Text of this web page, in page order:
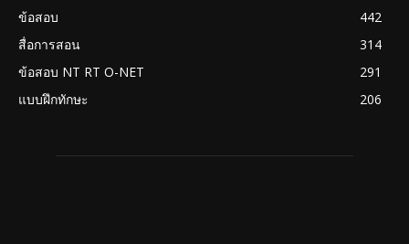
ข้อสอบ
442
สื่อการสอน
314
ข้อสอบ NT RT O-NET
291
แบบฝึกทักษะ
206